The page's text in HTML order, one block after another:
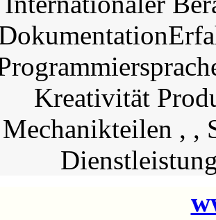
Kreativität
Mechanikteilen , ,